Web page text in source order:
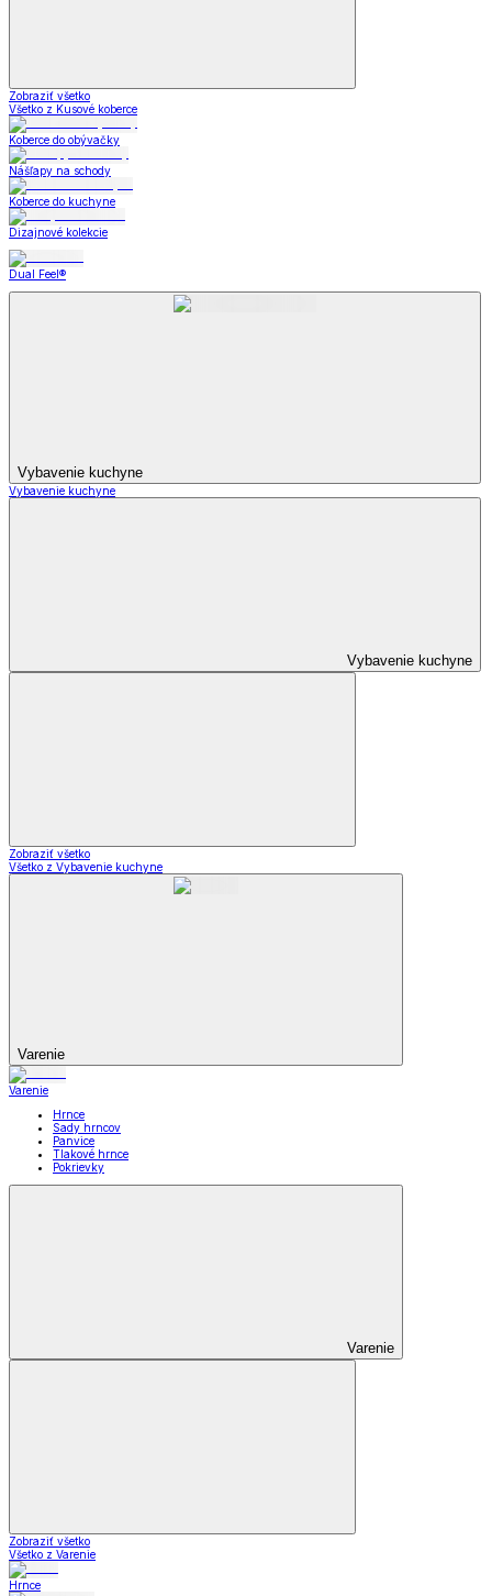
Zobraziť všetko
Všetko z Kusové koberce
Koberce do obývačky
Nášľapy na schody
Koberce do kuchyne
Dizajnové kolekcie
Dual Feel®
Vybavenie kuchyne
Vybavenie kuchyne
Vybavenie kuchyne
Zobraziť všetko
Všetko z Vybavenie kuchyne
Varenie
Varenie
Hrnce
Sady hrncov
Panvice
Tlakové hrnce
Pokrievky
Varenie
Zobraziť všetko
Všetko z Varenie
Hrnce